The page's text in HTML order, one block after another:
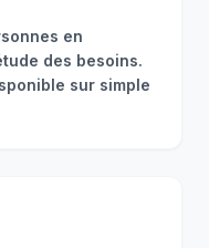
en
des besoins.
sur simple